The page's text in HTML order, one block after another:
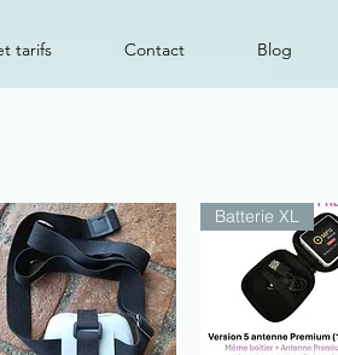
tarifs Contact Blog
Batterie XL